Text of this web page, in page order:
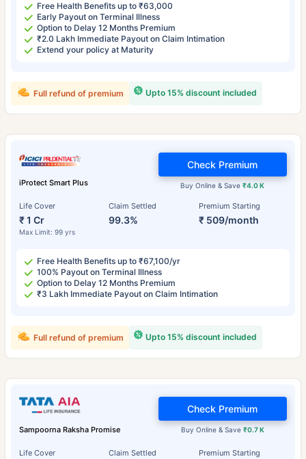
Free Health Benefits up to ₹63,000
Early Payout on Terminal Illness
Option to Delay 12 Months Premium
₹2.0 Lakh Immediate Payout on Claim Intimation
Extend your policy at Maturity
Upto 15% discount included
Full refund of premium
iProtect Smart Plus
Life Cover
₹ 1 Cr
Max Limit: 99 yrs
Claim Settled
99.3%
Premium Starting
₹ 509/month
Buy Online & Save₹4.0 K
Check Premium
Free Health Benefits up to ₹67,100/yr
100% Payout on Terminal Illness
Option to Delay 12 Months Premium
₹3 Lakh Immediate Payout on Claim Intimation
Upto 15% discount included
Full refund of premium
Sampoorna Raksha Promise
Life Cover Claim Settled Premium Starting
Buy Online & Save ₹0.7 K
Check Premium